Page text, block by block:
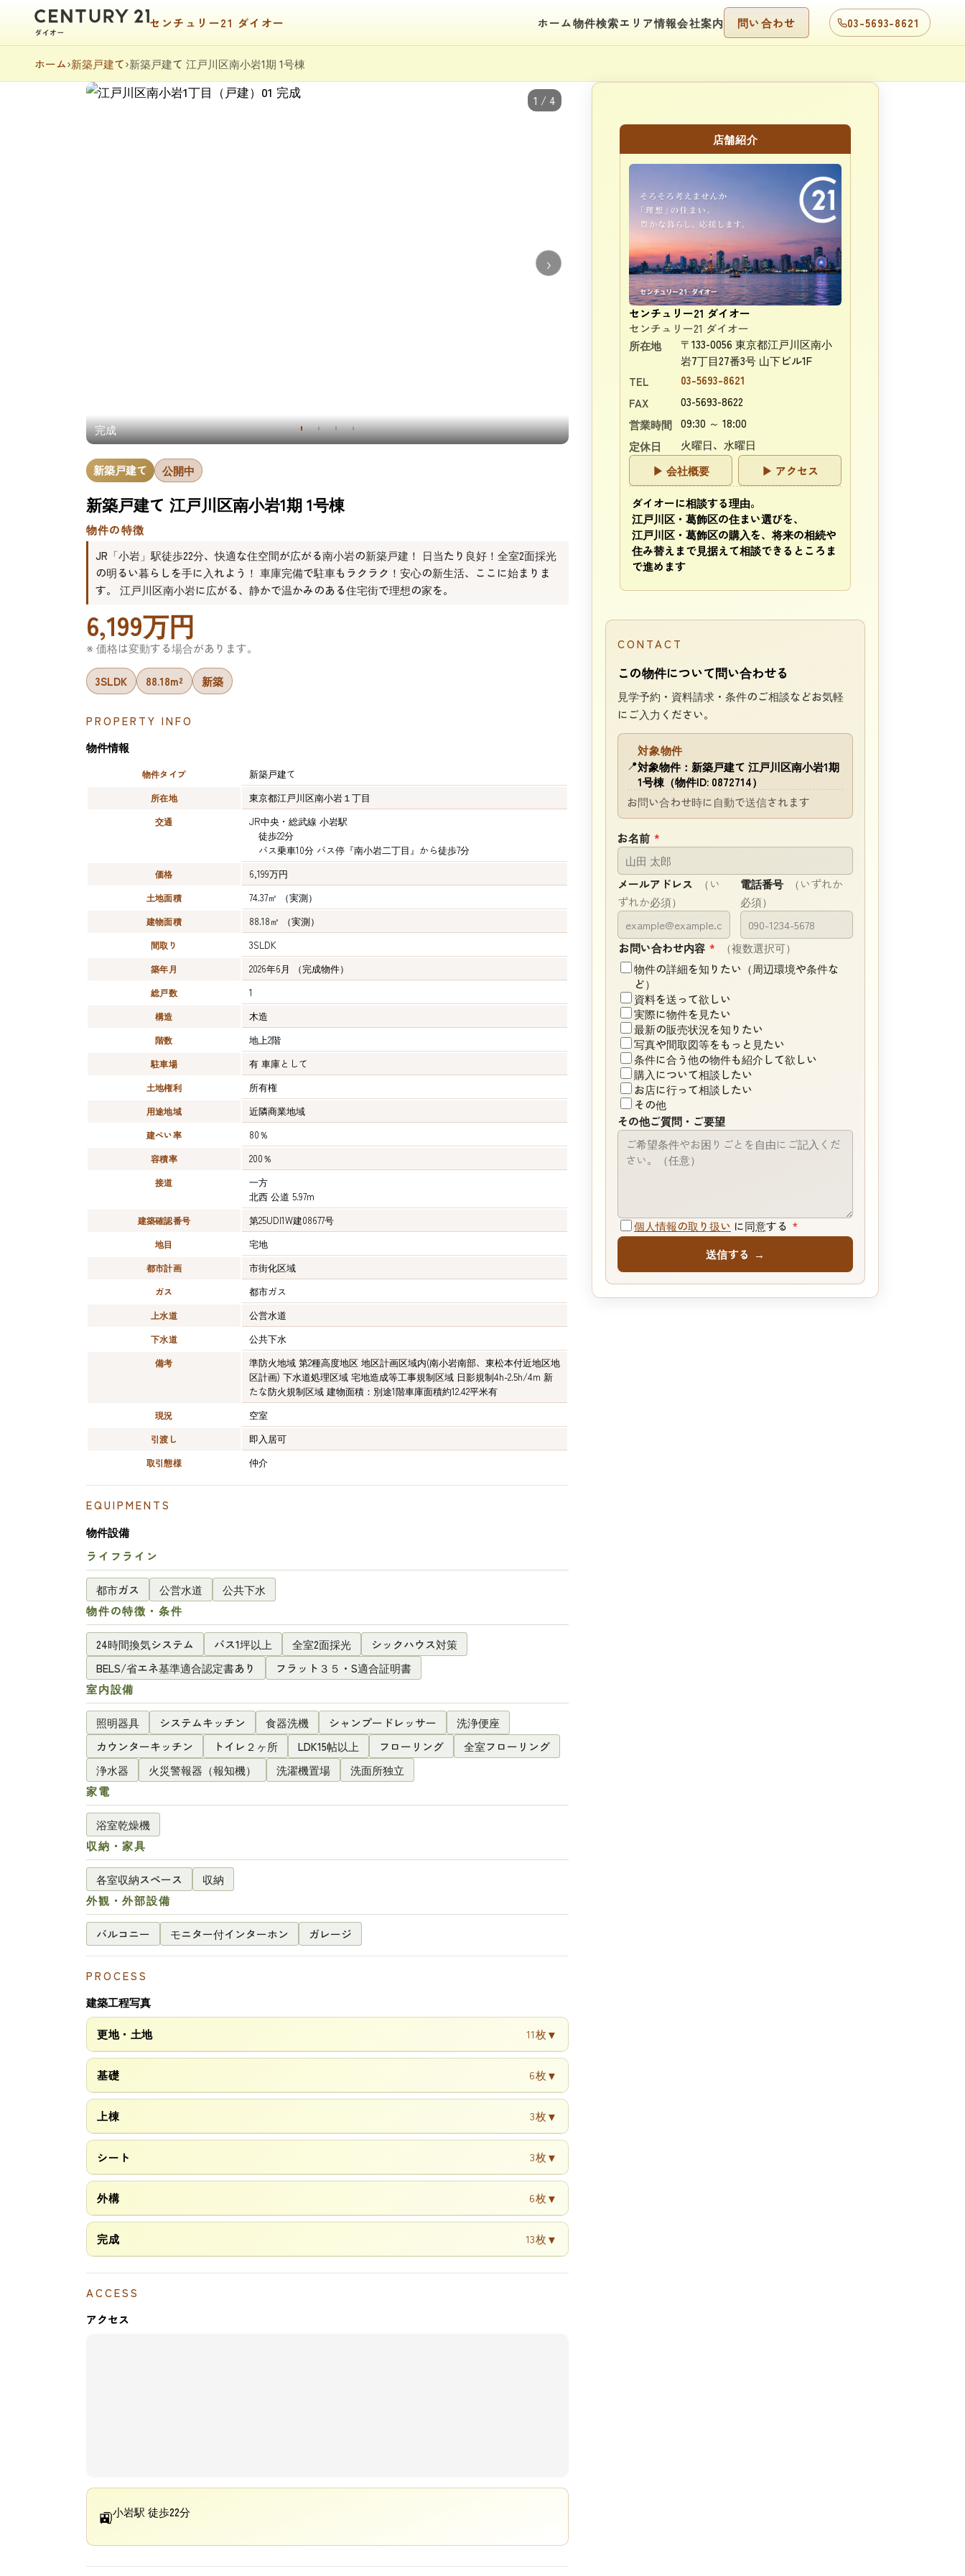
センチュリー21 ダイオー ホーム物件検索エリア情報会社案内 問い合わせ 03-5693-8621
ホーム›新築戸建て›新築戸建て 江戸川区南小岩1期 1号棟
完成
›
1 / 4
新築戸建て 公開中
新築戸建て 江戸川区南小岩1期 1号棟
物件の特徴
JR「小岩」駅徒歩22分、快適な住空間が広がる南小岩の新築戸建！ 日当たり良好！全室2面採光
の明るい暮らしを手に入れよう！ 車庫完備で駐車もラクラク！安心の新生活、ここに始まりま
す。 江戸川区南小岩に広がる、静かで温かみのある住宅街で理想の家を。
6,199万円
※ 価格は変動する場合があります。
3SLDK 88.18m² 新築
PROPERTY INFO
物件情報
物件タイプ 新築戸建て
所在地 東京都江戸川区南小岩１丁目
交通
JR中央・総武線 小岩駅
徒歩22分
バス乗車10分 バス停『南小岩二丁目』から徒歩7分
価格 6,199万円
土地面積 74.37㎡ （実測）
建物面積 88.18㎡ （実測）
間取り 3SLDK
築年月 2026年6月 （完成物件）
総戸数 1
構造 木造
階数 地上2階
駐車場 有 車庫として
土地権利 所有権
用途地域 近隣商業地域
建ぺい率 80％
容積率 200％
接道
一方
北西 公道 5.97m
建築確認番号 第25UDI1W建08677号
地目 宅地
都市計画 市街化区域
ガス 都市ガス
上水道 公営水道
下水道 公共下水
備考
準防火地域 第2種高度地区 地区計画区域内(南小岩南部、東松本付近地区地
区計画) 下水道処理区域 宅地造成等工事規制区域 日影規制4h-2.5h/4m 新
たな防火規制区域 建物面積：別途1階車庫面積約12.42平米有
現況 空室
引渡し 即入居可
取引態様 仲介
EQUIPMENTS
物件設備
ライフライン
都市ガス 公営水道
公共下水
物件の特徴・条件
24時間換気システム バス1坪以上 全室2面採光
シックハウス対策
BELS/省エネ基準適合認定書あり
フラット３５・S適合証明書
室内設備
照明器具 システムキッチン 食器洗機 シャンプードレッサー
洗浄便座
カウンターキッチン
トイレ２ヶ所 LDK15帖以上 フローリング
全室フローリング
浄水器
火災警報器（報知機） 洗濯機置場
洗面所独立
家電
浴室乾燥機
収納・家具
各室収納スペース
収納
外観・外部設備
バルコニー モニター付インターホン ガレージ
PROCESS
建築工程写真
更地・土地 11枚▼
基礎 6枚▼
上棟 3枚▼
シート 3枚▼
外構 6枚▼
完成 13枚▼
ACCESS
アクセス
🚉小岩駅 徒歩22分
店舗紹介
センチュリー21 ダイオー
センチュリー21 ダイオー
所在地
〒133-0056 東京都江戸川区南小
岩7丁目27番3号 山下ビル1F
TEL
03-5693-8621
FAX
03-5693-8622
営業時間 09:30 ～ 18:00
定休日
火曜日、水曜日
▶ 会社概要
▶ アクセス
ダイオーに相談する理由。
江戸川区・葛飾区の住まい選びを、
江戸川区・葛飾区の購入を、将来の相続や
住み替えまで見据えて相談できるところま
で進めます
CONTACT
この物件について問い合わせる
見学予約・資料請求・条件のご相談などお気軽
にご入力ください。
📍
対象物件
対象物件：新築戸建て 江戸川区南小岩1期
1号棟（物件ID: 0872714）
お問い合わせ時に自動で送信されます
お名前 *
メールアドレス
（い
ずれか必須）
電話番号
（いずれか
必須）
お問い合わせ内容 *
（複数選択可）
物件の詳細を知りたい（周辺環境や条件な
ど）
資料を送って欲しい
実際に物件を見たい
最新の販売状況を知りたい
写真や間取図等をもっと見たい
条件に合う他の物件も紹介して欲しい
購入について相談したい
お店に行って相談したい
その他
その他ご質問・ご要望
個人情報の取り扱い に同意する *
送信する →